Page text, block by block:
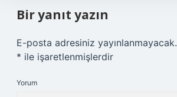
Bir yanıt yazın
E-posta adresiniz yayınlanmayacak.
* ile işaretlenmişlerdir
Yorum